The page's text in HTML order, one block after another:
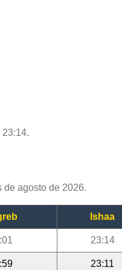
de agosto de 2026.
Ishaa
23:14
23:11